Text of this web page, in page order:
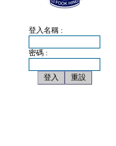
登入名稱 :
密碼 :